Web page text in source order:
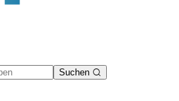
Suchen